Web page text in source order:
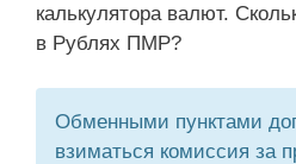
калькулятора валют.
в Рублях ПМР?
Обменными пунктами
взиматься комиссия за